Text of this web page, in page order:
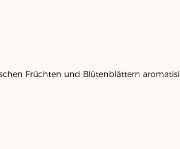
Früchten und Blütenblättern